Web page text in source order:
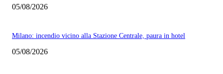
05/08/2026
Milano: incendio vicino alla Stazione Centrale, paura in hotel
05/08/2026